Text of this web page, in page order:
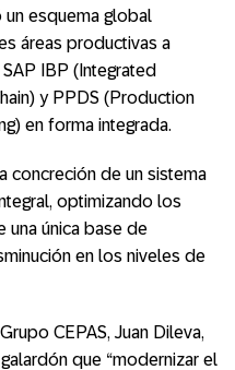
un esquema global
áreas productivas a
IBP (Integrated
y PPDS (Production
en forma integrada.
concreción de un sistema
optimizando los
una única base de
en los niveles de
CEPAS, Juan Dileva,
que “modernizar el